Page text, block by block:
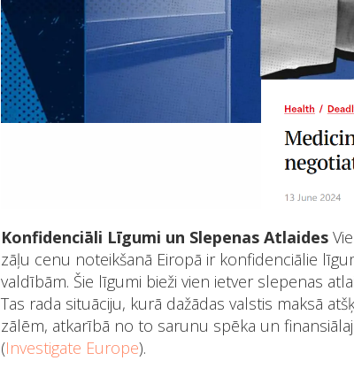
Konfidenciāli Līgumi un Slepenas Atlaides
zāļu cenu noteikšanā Eiropā ir konfidenciālie
valdībām. Šie līgumi bieži vien ietver slepenas
Tas rada situāciju, kurā dažādas valstis maksā
zālēm, atkarībā no to sarunu spēka un
(Investigate Europe)​.